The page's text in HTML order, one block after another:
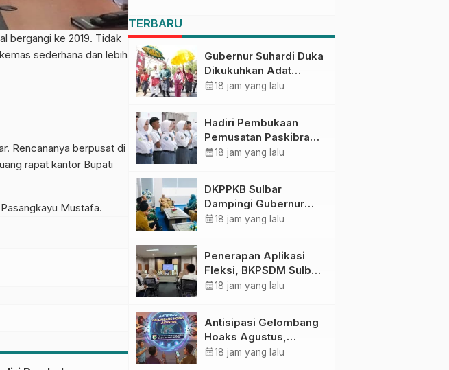
bergangi ke 2019. Tidak
sederhana dan lebih
Rencananya berpusat di
rapat kantor Bupati
Mustafa.
TERBARU
Gubernur Suhardi Duka
Dikukuhkan Adat
Balanipa, Raih Gelar
calendar_month18 jam yang lalu
Hadiri Pembukaan
Pemusatan Paskibraka
Provinsi, Murdanil: Ini
calendar_month18 jam yang lalu
DKPPKB Sulbar
Dampingi Gubernur
Terima Audiensi
Malolo
calendar_month18 jam yang lalu
Penerapan Aplikasi
Fleksi, BKPSDM Sulbar
Dorong Transformasi
calendar_month18 jam yang lalu
Antisipasi Gelombang
Hoaks Agustus,
Pemprov Sulbar Ajak
calendar_month18 jam yang lalu